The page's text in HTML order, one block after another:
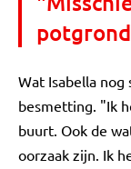
Wat Isabella nog
besmetting. "Ik
buurt. Ook de
oorzaak zijn. Ik